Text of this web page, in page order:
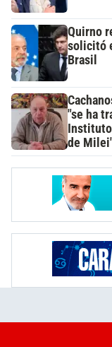
Quirno
solicitó
Brasil
"se ha
de